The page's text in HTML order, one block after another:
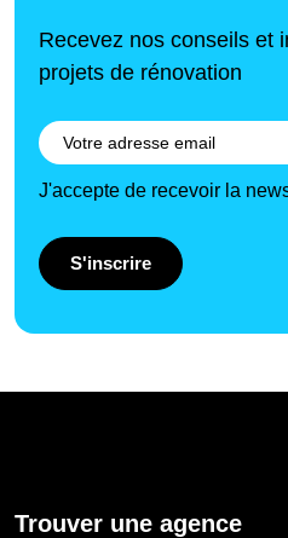
Recevez nos conseils et
projets de rénovation
J'accepte de recevoir la
S'inscrire
Trouver une agence